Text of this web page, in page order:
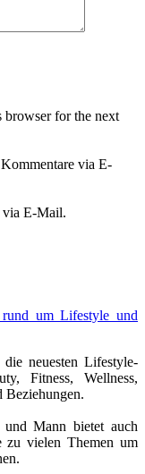
browser for the next
via E-
via E-Mail.
um Lifestyle und
neuesten Lifestyle-
Fitness, Wellness,
Beziehungen.
Mann bietet auch
zu vielen Themen um